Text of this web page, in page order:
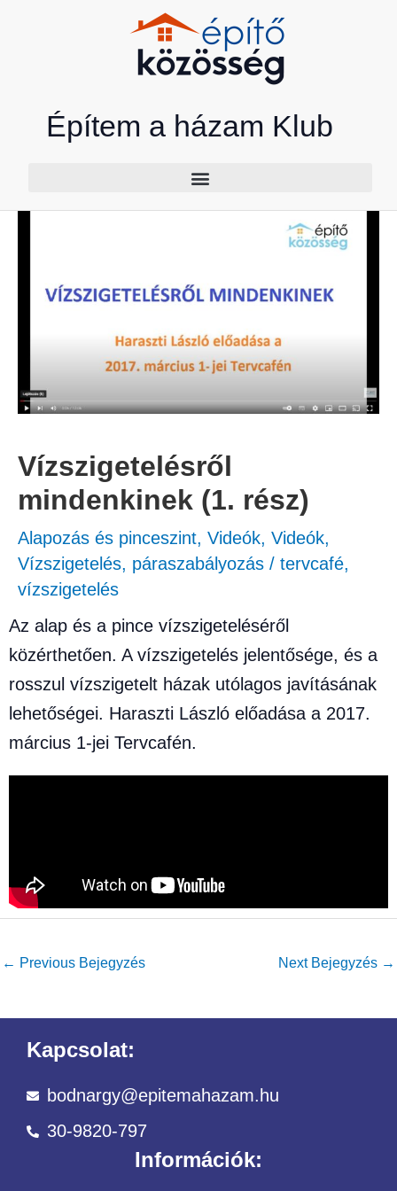
Építem a házam Klub
Vízszigetelésről
mindenkinek (1. rész)
Alapozás és pinceszint, Videók, Videók,
Vízszigetelés, páraszabályozás / tervcafé,
vízszigetelés
Az alap és a pince vízszigeteléséről
közérthetően. A vízszigetelés jelentősége, és a
rosszul vízszigetelt házak utólagos javításának
lehetőségei. Haraszti László előadása a 2017.
március 1-jei Tervcafén.
← Previous Bejegyzés Next Bejegyzés →
Kapcsolat:
bodnargy@epitemahazam.hu
30-9820-797
Információk: